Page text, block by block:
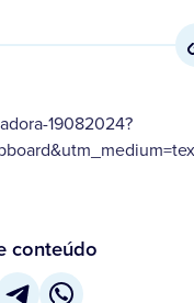
19082024?
conteúdo